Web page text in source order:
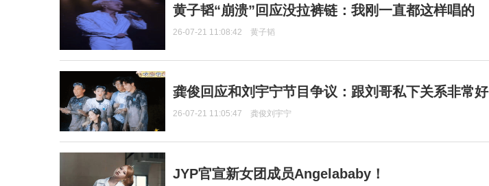
黄子韬“崩溃”回应没拉裤链：我刚一直都这样唱的
26-07-21 11:08:42 黄子韬
龚俊回应和刘宇宁节目争议：跟刘哥私下关系非常好
26-07-21 11:05:47 龚俊刘宇宁
JYP官宣新女团成员Angelababy！